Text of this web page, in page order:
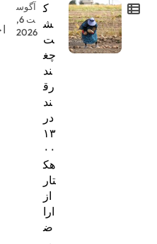
ک
ش
ت
چغ
ند
رق
ند
در
۱۳
۰۰
هک
تار
از
ارا
ض
آگوس
ت 6,
2026